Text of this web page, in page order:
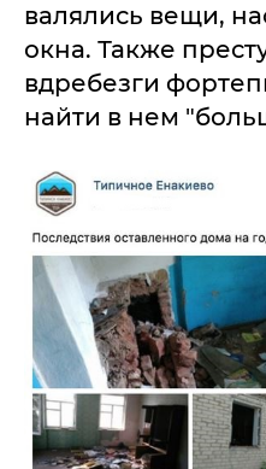
валялись вещи,
окна. Также
вдребезги
найти в нем